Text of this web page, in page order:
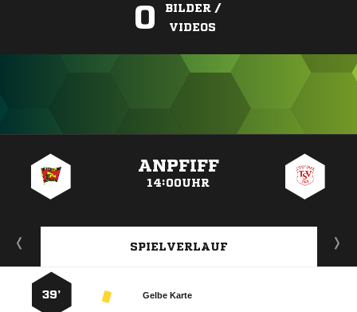
0
BILDER /
VIDEOS
ANPFIFF
14:00UHR
SPIELVERLAUF
Gelbe Karte
39’